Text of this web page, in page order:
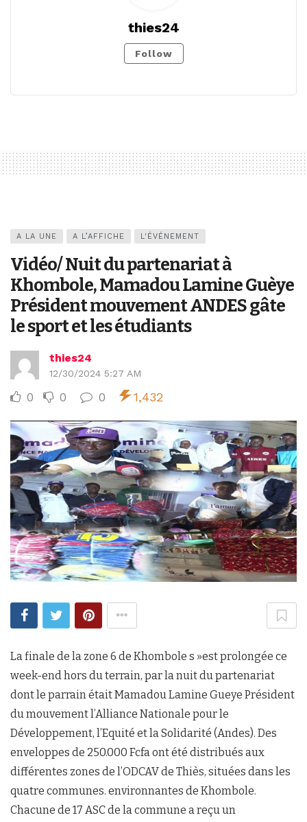
thies24
Follow
A LA UNE A L’AFFICHE L'ÉVÉNEMENT
Vidéo/ Nuit du partenariat à
Khombole, Mamadou Lamine Guèye
Président mouvement ANDES gâte
le sport et les étudiants
thies24
12/30/2024 5:27 AM
0 0 0 1,432
La finale de la zone 6 de Khombole s »est prolongée ce
week-end hors du terrain, par la nuit du partenariat
dont le parrain était Mamadou Lamine Gueye Président
du mouvement l’Alliance Nationale pour le
Développement, l’Equité et la Solidarité (Andes). Des
enveloppes de 250.000 Fcfa ont été distribués aux
différentes zones de l’ODCAV de Thiès, situées dans les
quatre communes. environnantes de Khombole.
Chacune de 17 ASC de la commune a reçu un